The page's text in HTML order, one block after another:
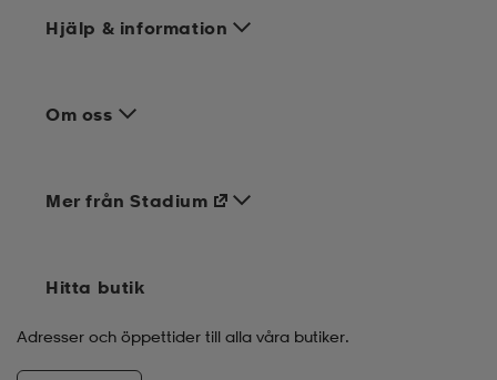
Hjälp & information
Om oss
Mer från Stadium
Hitta butik
Adresser och öppettider till alla våra butiker.